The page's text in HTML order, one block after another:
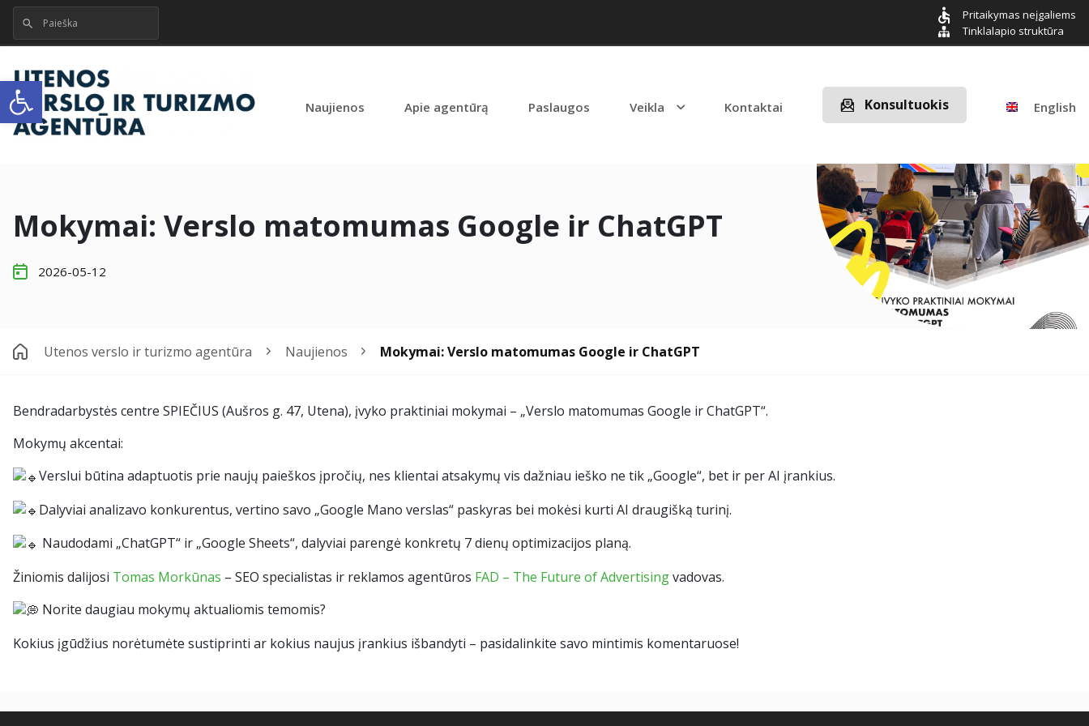
Open toolbar
Pritaikymas neįgaliems
Tinklalapio struktūra
Naujienos Apie agentūrą Paslaugos Veikla Kontaktai Konsultuokis English
Mokymai: Verslo matomumas Google ir ChatGPT
2026-05-12
Utenos verslo ir turizmo agentūra Naujienos Mokymai: Verslo matomumas Google ir ChatGPT
Bendradarbystės centre SPIEČIUS (Aušros g. 47, Utena), įvyko praktiniai mokymai – „Verslo matomumas Google ir ChatGPT“.
Mokymų akcentai:
Verslui būtina adaptuotis prie naujų paieškos įpročių, nes klientai atsakymų vis dažniau ieško ne tik „Google“, bet ir per AI įrankius.
Dalyviai analizavo konkurentus, vertino savo „Google Mano verslas“ paskyras bei mokėsi kurti AI draugišką turinį.
Naudodami „ChatGPT“ ir „Google Sheets“, dalyviai parengė konkretų 7 dienų optimizacijos planą.
Žiniomis dalijosi Tomas Morkūnas – SEO specialistas ir reklamos agentūros FAD – The Future of Advertisingvadovas.
Norite daugiau mokymų aktualiomis temomis?
Kokius įgūdžius norėtumėte sustiprinti ar kokius naujus įrankius išbandyti – pasidalinkite savo mintimis komentaruose!